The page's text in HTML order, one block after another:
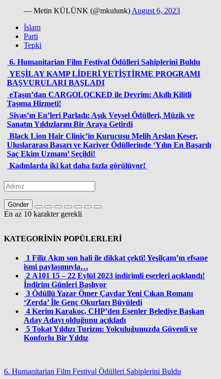
— Metin KÜLÜNK (@mkulunk) August 6, 2023
İslam
Parti
Tepki
6. Humanitarian Film Festival Ödülleri Sahiplerini Buldu
YEŞİLAY KAMP LİDERİ YETİŞTİRME PROGRAMI
BAŞVURULARI BAŞLADI
eTaşın’dan CARGOLOCKED ile Devrim: Akıllı Kilitli
Taşıma Hizmeti!
Sivas’ın En’leri Parladı: Aşık Veysel Ödülleri, Müzik ve
Sanatın Yıldızlarını Bir Araya Getirdi
Black Lion Hair Clinic’in Kurucusu Melih Arslan Keser,
Uluslararası Başarı ve Kariyer Ödüllerinde ‘Yılın En Başarılı
Saç Ekim Uzmanı’ Seçildi!
Kadınlarda iki kat daha fazla görülüyor!
Gönder
En az 10 karakter gerekli
KATEGORİNİN POPÜLERLERİ
1 Filiz Akın son hali ile dikkat çekti! Yeşilçam’ın efsane
ismi paylaşımıyla…
2 A101 15 – 22 Eylül 2023 indirimli eserleri açıklandı!
İndirim Günleri Başlıyor
3 Ödüllü Yazar Ömer Çavdar Yeni Çıkan Romanı
‘Zerda’ İle Genç Okurları Büyüledi
4 Kerim Karakoç, CHP’den Esenler Belediye Başkan
Aday Adayı olduğunu açıkladı
5 Tokat Yıldızı Turizm: Yolculuğunuzda Güvenli ve
Konforlu Bir Yıldız
6. Humanitarian Film Festival Ödülleri Sahiplerini Buldu